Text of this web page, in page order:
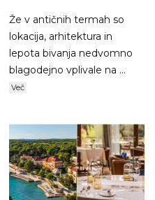
Že v antičnih termah so
lokacija, arhitektura in
lepota bivanja nedvomno
blagodejno vplivale na ...
Več